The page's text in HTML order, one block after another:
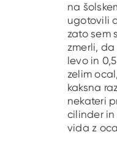
na
ugotovili
zato sem
zmerli,
levo in
zelim
kaksna
nekateri
cilinder
vida z